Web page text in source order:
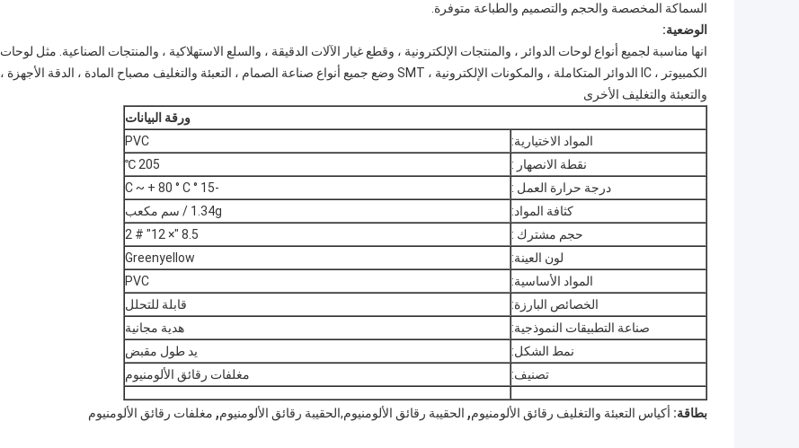
السماكة المخصصة والحجم والتصميم والطباعة متوفرة.
الوضعية:
انها مناسبة لجميع أنواع لوحات الدوائر ، والمنتجات الإلكترونية ، وقطع غيار الآلات الدقيقة ، والسلع الاستهلاكية ، والمنتجات الصناعية. مثل لوحات
الكمبيوتر ، IC الدوائر المتكاملة ، والمكونات الإلكترونية ، SMT وضع جميع أنواع صناعة الصمام ، التعبئة والتغليف مصباح المادة ، الدقة الأجهزة ،
والتعبئة والتغليف الأخرى
ورقة البيانات
المواد الاختيارية:
PVC
نقطة الانصهار :
205 ℃
درجة حرارة العمل :
-15 ° C ~ + 80 ° C
كثافة المواد:
1.34g / سم مكعب
حجم مشترك :
8.5 "× 12" # 2
لون العينة:
Greenyellow
المواد الأساسية:
PVC
الخصائص البارزة:
قابلة للتحلل
صناعة التطبيقات النموذجية:
هدية مجانية
نمط الشكل:
يد طول مقبض
تصنيف:
مغلفات رقائق الألومنيوم
بطاقة: أكياس التعبئة والتغليف رقائق الألومنيوم, الحقيبة رقائق الألومنيوم,الحقيبة رقائق الألومنيوم, مغلفات رقائق الألومنيوم